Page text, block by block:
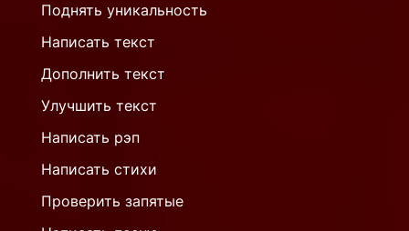
Поднять уникальность
Написать текст
Дополнить текст
Улучшить текст
Написать рэп
Написать стихи
Проверить запятые